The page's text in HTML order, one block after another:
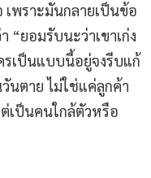
พราะมันกลายเป็นข้อ
“ยอมรับนะว่าเขาเก่ง
รเป็นแบบนี้อยู่จงรีบแก้
นตาย ไม่ใช่แค่ลูกค้า
เป็นคนใกล้ตัวหรือ